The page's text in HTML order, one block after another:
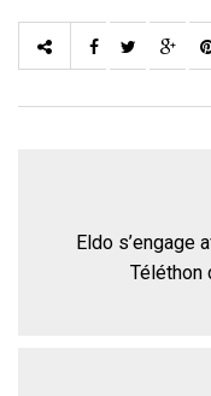
Eldo s’engage
Téléthon